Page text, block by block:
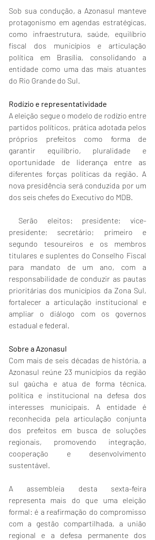
Sob sua condução, a Azonasul manteve
protagonismo em agendas estratégicas,
como infraestrutura, saúde, equilíbrio
fiscal dos municípios e articulação
política em Brasília, consolidando a
entidade como uma das mais atuantes
do Rio Grande do Sul.
Rodízio e representatividade
A eleição segue o modelo de rodízio entre
partidos políticos, prática adotada pelos
próprios prefeitos como forma de
garantir equilíbrio, pluralidade e
oportunidade de liderança entre as
diferentes forças políticas da região. A
nova presidência será conduzida por um
dos seis chefes do Executivo do MDB.
presidente; secretário; primeiro e
segundo tesoureiros e os membros
titulares e suplentes do Conselho Fiscal
para mandato de um ano, com a
responsabilidade de conduzir as pautas
prioritárias dos municípios da Zona Sul,
fortalecer a articulação institucional e
ampliar o diálogo com os governos
estadual e federal.
Sobre a Azonasul
Com mais de seis décadas de história, a
Azonasul reúne 23 municípios da região
sul gaúcha e atua de forma técnica,
política e institucional na defesa dos
interesses municipais. A entidade é
reconhecida pela articulação conjunta
dos prefeitos em busca de soluções
regionais, promovendo integração,
cooperação e desenvolvimento
sustentável.
A assembleia desta sexta-feira
representa mais do que uma eleição
formal: é a reafirmação do compromisso
com a gestão compartilhada, a união
regional e a defesa permanente dos